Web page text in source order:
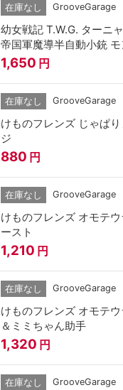
在庫なし GrooveGarage
幼女戦記 T.W.G. ターニ
帝国軍魔導半自動小銃
1,650 円
在庫なし GrooveGarage
けものフレンズ じゃぱ
ジ
880 円
在庫なし GrooveGarage
けものフレンズ オモテ
ースト
1,210 円
在庫なし GrooveGarage
けものフレンズ オモテ
＆ミミちゃん助手
1,320 円
在庫なし GrooveGarage